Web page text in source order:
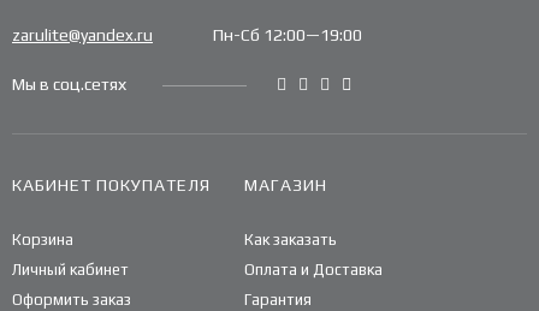
zarulite@yandex.ru Пн-Сб 12:00—19:00
Мы в соц.сетях
КАБИНЕТ ПОКУПАТЕЛЯ
Корзина
Личный кабинет
Оформить заказ
МАГАЗИН
Как заказать
Оплата и Доставка
Гарантия